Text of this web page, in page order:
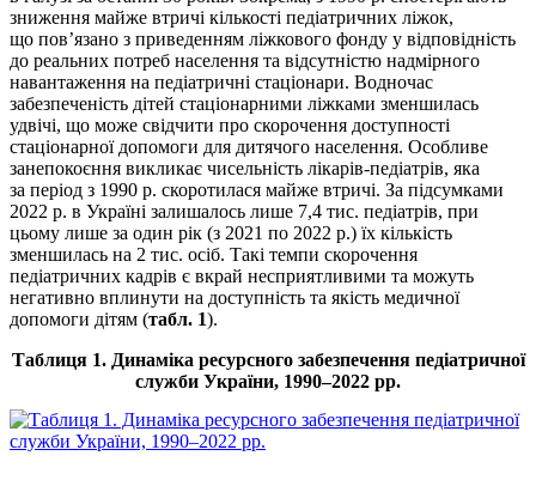
зниження майже втричі кількості педіатричних ліжок,
що пов’язано з приведенням ліжкового фонду у відповідність
до реальних потреб населення та відсутністю надмірного
навантаження на педіатричні стаціонари. Водночас
забезпеченість дітей стаціонарними ліжками зменшилась
удвічі, що може свідчити про скорочення доступності
стаціонарної допомоги для дитячого населення. Особливе
занепокоєння викликає чисельність лікарів-педіатрів, яка
за період з 1990 р. скоротилася майже втричі. За підсумками
2022 р. в Україні залишалось лише 7,4 тис. педіатрів, при
цьому лише за один рік (з 2021 по 2022 р.) їх кількість
зменшилась на 2 тис. осіб. Такі темпи скорочення
педіатричних кадрів є вкрай несприятливими та можуть
негативно вплинути на доступність та якість медичної
допомоги дітям (табл. 1).
Таблиця 1. Динаміка ресурсного забезпечення педіатричної
служби України, 1990–2022 pp.